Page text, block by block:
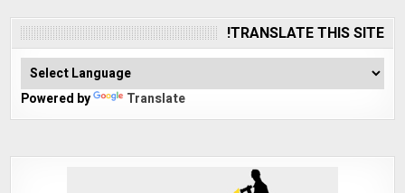
TRANSLATE THIS SITE!
Powered by Translate